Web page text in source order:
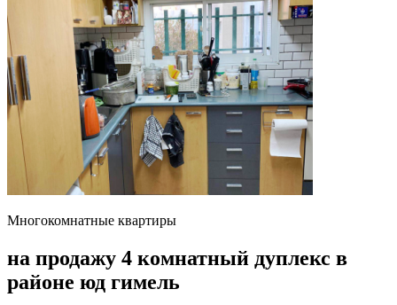
Многокомнатные квартиры
на продажу 4 комнатный дуплекс в
районе юд гимель